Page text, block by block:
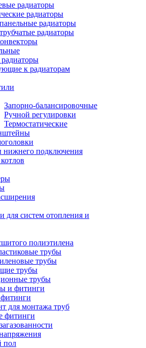
радиаторы
радиаторы
радиаторы
радиаторы
к радиаторам
Запорно-балансировочные
Ручной регулировки
Термостатические
нижнего подключения
для систем отопления и
полиэтилена
трубы
трубы
трубы
трубы
и фитинги
для монтажа труб
фитинги
пол